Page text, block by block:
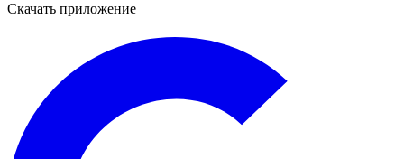
Скачать приложение